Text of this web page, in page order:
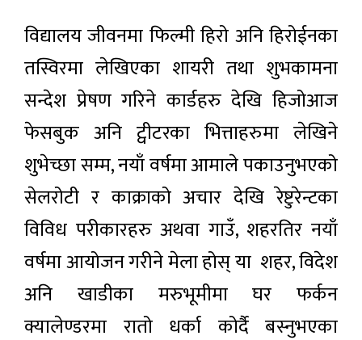
विद्यालय जीवनमा फिल्मी हिरो अनि हिरोईनका
तस्विरमा लेखिएका शायरी तथा शुभकामना
सन्देश प्रेषण गरिने कार्डहरु देखि हिजोआज
फेसबुक अनि ट्वीटरका भित्ताहरुमा लेखिने
शुभेच्छा सम्म, नयाँ वर्षमा आमाले पकाउनुभएको
सेलरोटी र काक्राको अचार देखि रेष्टुरेन्टका
विविध परीकारहरु अथवा गाउँ, शहरतिर नयाँ
वर्षमा आयोजन गरीने मेला होस् या शहर, विदेश
अनि खाडीका मरुभूमीमा घर फर्कन
क्यालेण्डरमा रातो धर्का कोर्दै बस्नुभएका